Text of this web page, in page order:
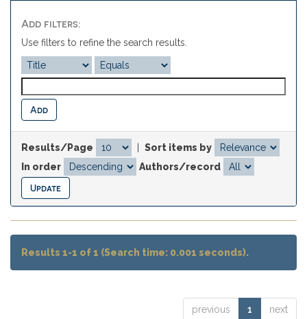
Add filters:
Use filters to refine the search results.
Results/Page
Sort items by
In order
Authors/record
Results 1-1 of 1 (Search time: 0.001 seconds).
previous 1 next